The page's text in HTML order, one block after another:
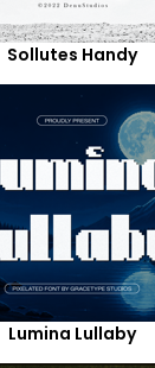
Sollutes Handy
Lumina Lullaby